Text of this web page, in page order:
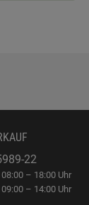
22
08:00 – 18:00 Uhr
09:00 – 14:00 Uhr